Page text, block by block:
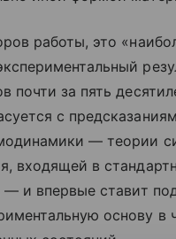
работы, это
почти за пять
с
— теории
входящей в
— и впервые ставит
основу в